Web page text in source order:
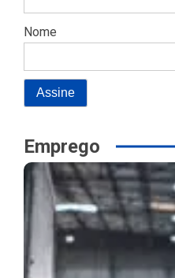
Nome
Emprego